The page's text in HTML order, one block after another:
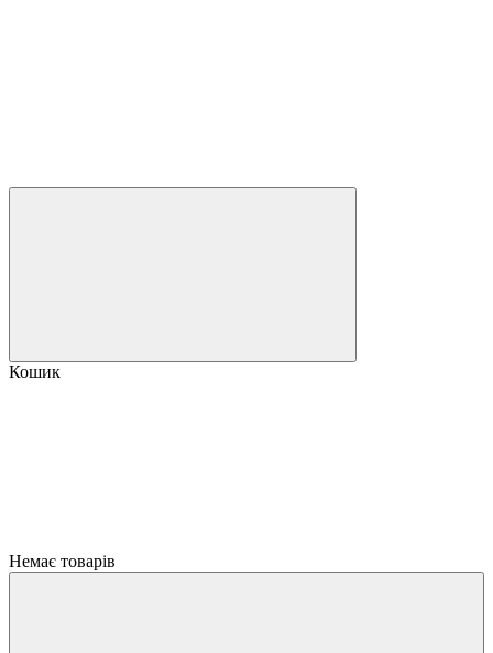
Кошик
Немає товарів